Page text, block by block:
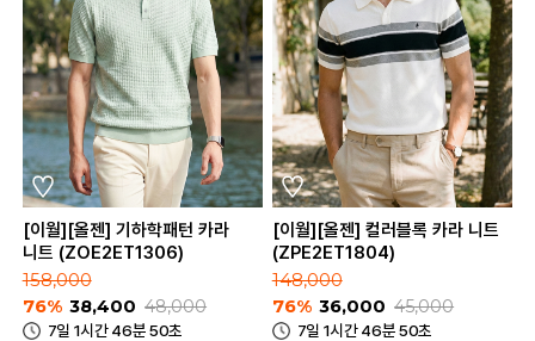
[이월][올젠] 기하학패턴 카라
니트 (ZOE2ET1306)
158,000
76% 38,400 48,000
7일 1시간 46분 50초
[이월][올젠] 컬러블록 카라 니트
(ZPE2ET1804)
148,000
76% 36,000 45,000
7일 1시간 46분 50초